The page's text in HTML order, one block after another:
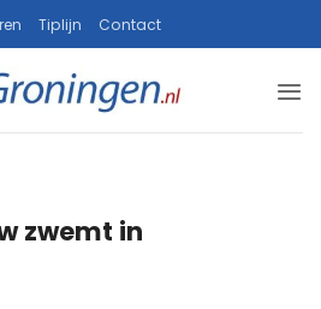
Tiplijn Contact
zwemt in